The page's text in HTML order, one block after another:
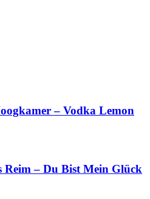
– Vodka Lemon
– Du Bist Mein Glück